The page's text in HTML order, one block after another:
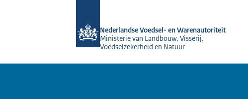
Nederlandse Voedsel- en Warenautoriteit
Ministerie van Landbouw, Visserij,
Voedselzekerheid en Natuur